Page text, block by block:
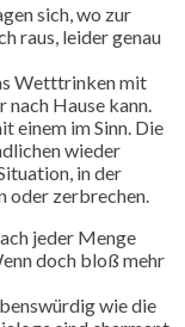
sich, wo zur
raus, leider genau
Wetttrinken mit
Hause kann.
einem im Sinn. Die
wieder
in der
oder zerbrechen.
jeder Menge
doch bloß mehr
wie die